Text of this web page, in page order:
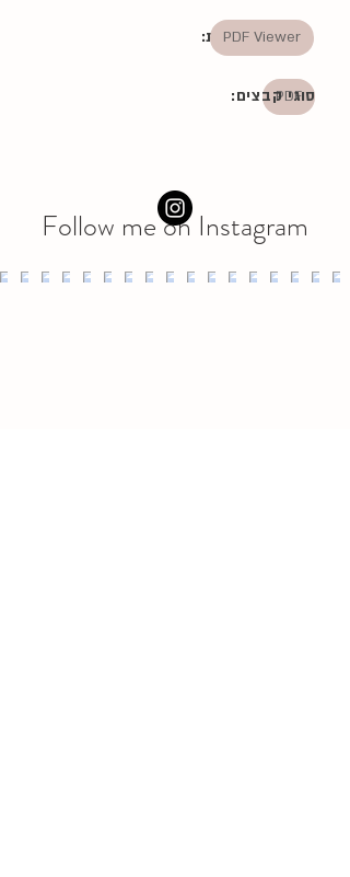
מתאים לתוכנות:
PDF Viewer
PDF
סוגי קבצים:
Follow me on Instagram